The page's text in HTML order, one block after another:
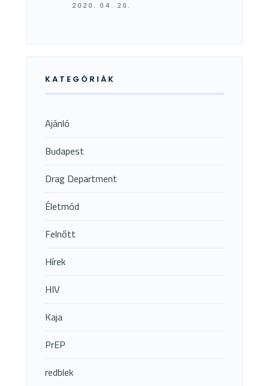
2020. 04. 20.
KATEGÓRIÁK
Ajánló
Budapest
Drag Department
Életmód
Felnőtt
Hírek
HIV
Kaja
PrEP
redblek